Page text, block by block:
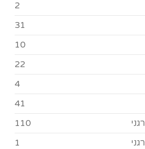
2
31
10
22
4
41
110
1